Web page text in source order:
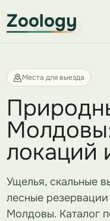
Zoology
Места для выезда
локаций
Ущелья, скальные
лесные
Молдовы. Каталог